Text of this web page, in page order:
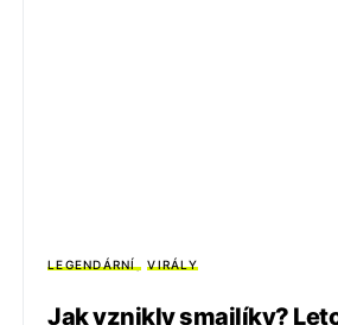
LEGENDÁRNÍ VIRÁLY
Jak vznikly smajlíky?